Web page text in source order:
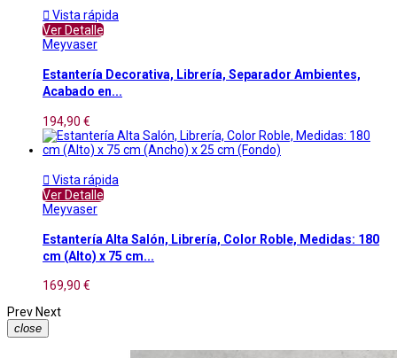
 Vista rápida
Ver Detalle
Meyvaser
Estantería Decorativa, Librería, Separador Ambientes,
Acabado en...
194,90 €
 Vista rápida
Ver Detalle
Meyvaser
Estantería Alta Salón, Librería, Color Roble, Medidas: 180
cm (Alto) x 75 cm...
169,90 €
Prev Next
close